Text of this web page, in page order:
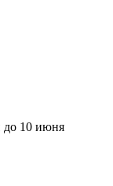
до 10 июня